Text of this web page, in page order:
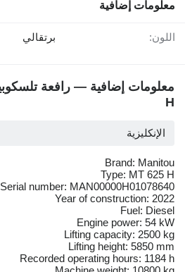
معلومات إضافية
اللون: برتقالي
H
الإنكليزية
Brand: Manitou
Type: MT 625 H
Serial number: MAN00000H01078640
Year of construction: 2022
Fuel: Diesel
Engine power: 54 kW
Lifting capacity: 2500 kg
Lifting height: 5850 mm
Recorded operating hours: 1184 h